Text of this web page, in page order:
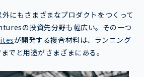
にもさまざまなプロダクトをつくって
の投資先分野も幅広い。その一つ
が開発する複合材料は、ランニング
でと用途がさまざまにある。